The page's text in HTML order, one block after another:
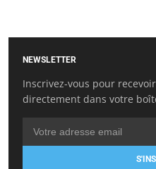
NEWSLETTER
Inscrivez-vous pour
directement dans votre